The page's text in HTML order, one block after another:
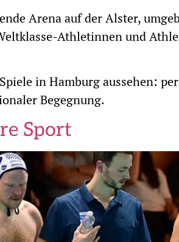
Arena auf der Alster,
Athletinnen und
in Hamburg aussehen:
Begegnung.
Sport